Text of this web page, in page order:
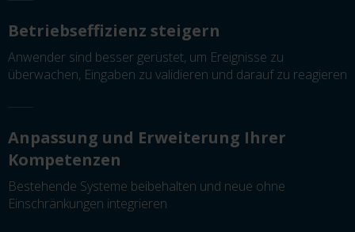
Betriebseffizienz steigern
Anwender sind besser gerüstet, um Ereignisse zu
überwachen, Eingaben zu validieren und darauf zu reagieren
Anpassung und Erweiterung Ihrer
Kompetenzen
Bestehende Systeme beibehalten und neue ohne
Einschränkungen integrieren